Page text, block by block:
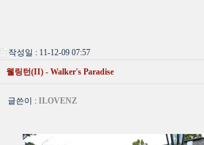
작성일 : 11-12-09 07:57
웰링턴(II) - Walker's Paradise
글쓴이 : ILOVENZ